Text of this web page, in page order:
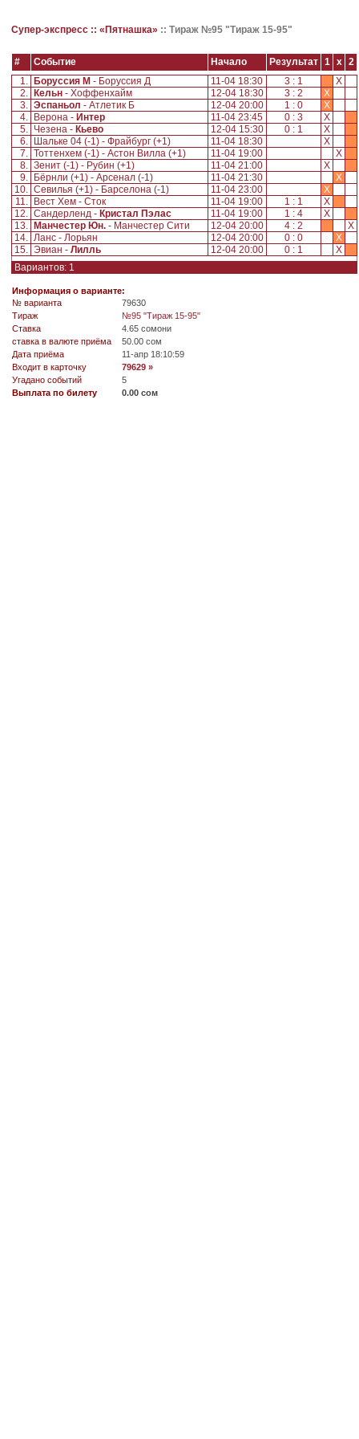
Супер-экспресс :: «Пятнашка» :: Тираж №95 "Тираж 15-95"
# Событие Начало Результат 1 x
2
1.
Боруссия М - Боруссия Д 11-04 18:30 3 : 1
X
2.
Кельн - Хоффенхайм 12-04 18:30 3 : 2
X
3. Эспаньол - Атлетик Б 12-04 20:00 1 : 0
X
4.
Верона - Интер 11-04 23:45 0 : 3
X
5. Чезена - Кьево 12-04 15:30 0 : 1
X
6.
Шальке 04 (-1) - Фрайбург (+1) 11-04 18:30
X
7. Тоттенхем (-1) - Астон Вилла (+1) 11-04 19:00
X
8. Зенит (-1) - Рубин (+1) 11-04 21:00
X
9.
Бёрнли (+1) - Арсенал (-1) 11-04 21:30
X
10. Севилья (+1) - Барселона (-1) 11-04 23:00
X
11.
Вест Хем - Сток 11-04 19:00 1 : 1
X
12. Сандерленд - Кристал Пэлас 11-04 19:00 1 : 4
X
13.
Манчестер Юн. - Манчестер Сити 12-04 20:00 4 : 2
X
14. Ланс - Лорьян 12-04 20:00 0 : 0
X
15. Эвиан - Лилль 12-04 20:00 0 : 1
X
Вариантов: 1
Информация о варианте:
№ варианта
79630
Tираж
№95 "Тираж 15-95"
Ставка
4.65 сомони
ставка в валюте приёма
50.00 сом
Дата приёма
11-апр 18:10:59
Входит в карточку
79629 »
Угадано событий
5
Выплата по билету
0.00 сом